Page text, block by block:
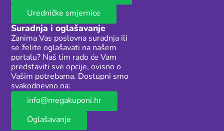
Uredničke smjernice
Suradnja i oglašavanje
Zanima Vas poslovna suradnja ili
se želite oglašavati na našem
portalu? Naš tim rado će Vam
predstaviti sve opcije, ovisno o
Vašim potrebama. Dostupni smo
svakodnevno na:
info@megakuponi.hr
Oglašavanje